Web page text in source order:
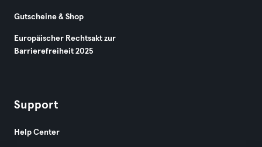
Gutscheine & Shop
Europäischer Rechtsakt zur
Barrierefreiheit 2025
Support
Help Center